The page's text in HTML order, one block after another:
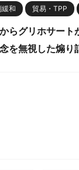
和 貿易・TPP
らグリホサート
を無視した煽り